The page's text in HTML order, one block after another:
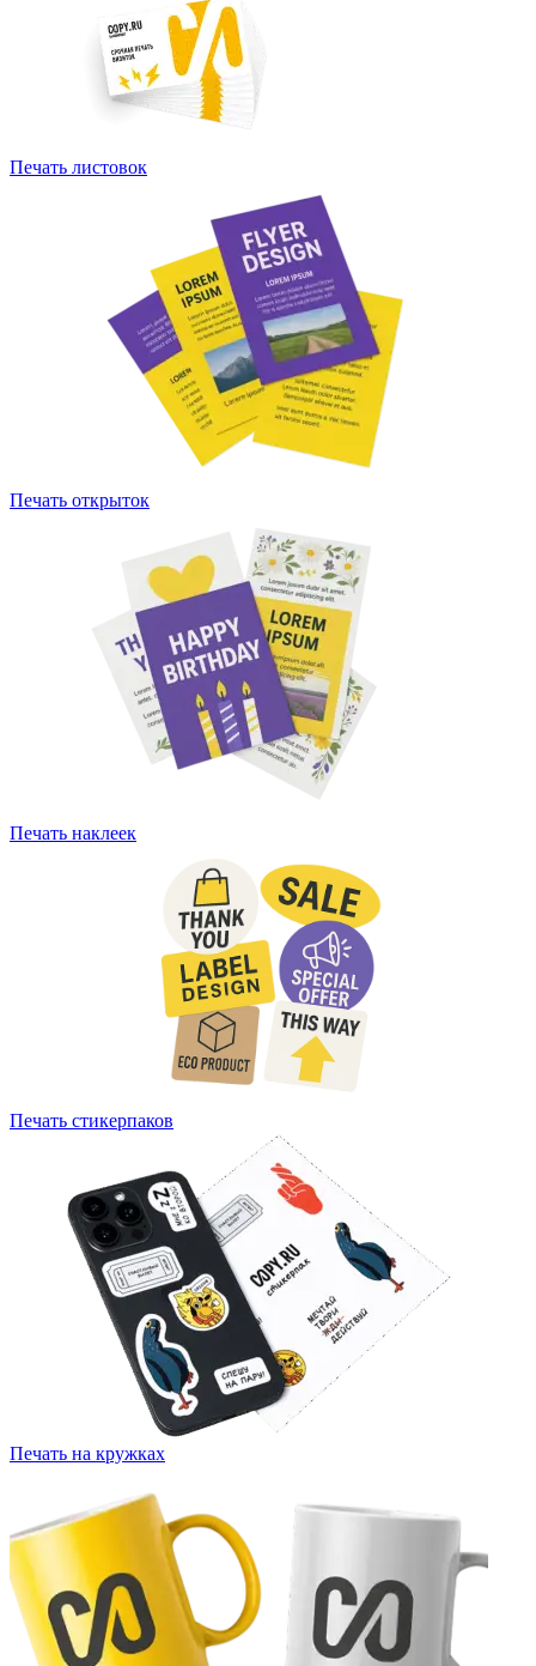
Печать листовок
Печать открыток
Печать наклеек
Печать стикерпаков
Печать на кружках